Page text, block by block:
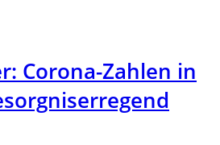
Corona-Zahlen in